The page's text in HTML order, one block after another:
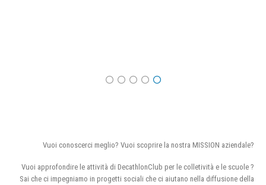
Vuoi conoscerci meglio? Vuoi scoprire la nostra MISSION aziendale?
Vuoi approfondire le attività di DecathlonClub per le colletività e le scuole ?
Sai che ci impegniamo in progetti sociali che ci aiutano nella diffusione della